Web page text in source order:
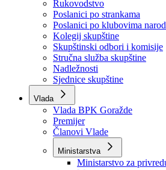
Skupština
Skupština BPK Goražde
Rukovodstvo
Poslanici po strankama
Poslanici po klubovima naroda
Kolegij skupštine
Skupštinski odbori i komisije
Stručna služba skupštine
Nadležnosti
Sjednice skupštine
Vlada
Vlada BPK Goražde
Premijer
Članovi Vlade